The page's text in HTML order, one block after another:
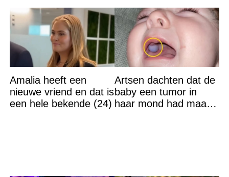
Amalia heeft een
nieuwe vriend en dat is
een hele bekende (24)
Artsen dachten dat de
baby een tumor in
haar mond had maar